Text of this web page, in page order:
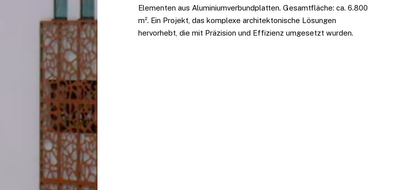
Elementen aus Aluminiumverbundplatten. Gesamtfläche: ca. 6.800
m². Ein Projekt, das komplexe architektonische Lösungen
hervorhebt, die mit Präzision und Effizienz umgesetzt wurden.